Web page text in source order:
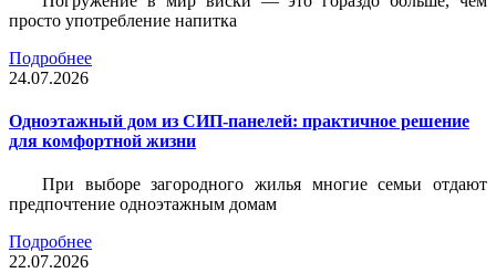
просто употребление напитка
Подробнее
24.07.2026
Одноэтажный дом из СИП-панелей: практичное решение
для комфортной жизни
При выборе загородного жилья многие семьи отдают
предпочтение одноэтажным домам
Подробнее
22.07.2026